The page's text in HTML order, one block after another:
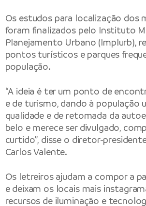
Os estudos para localização dos
foram finalizados pelo Instituto
Planejamento Urbano (Implurb),
pontos turísticos e parques
população.
“A ideia é ter um ponto de
e de turismo, dando à população
qualidade e de retomada da
belo e merece ser divulgado,
curtido”, disse o diretor-
Carlos Valente.
Os letreiros ajudam a compor a
e deixam os locais mais
recursos de iluminação e